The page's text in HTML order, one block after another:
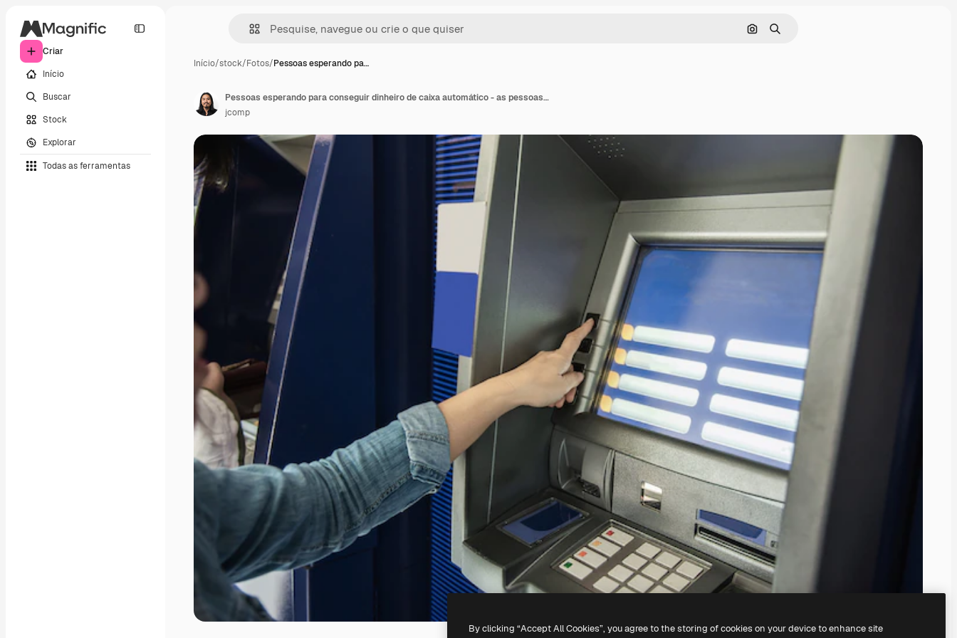
Criar
Início
Buscar
Stock
Explorar
Todas as ferramentas
Pesquisar por imagem
Buscar
Início/stock/Fotos/Pessoas esperando pa…
Pessoas esperando para conseguir dinheiro de caixa automático - as pessoas retiraram dinheiro do conceito de caixa eletrônico
jcomp
By clicking “Accept All Cookies”, you agree to the storing of cookies on your device to enhance site